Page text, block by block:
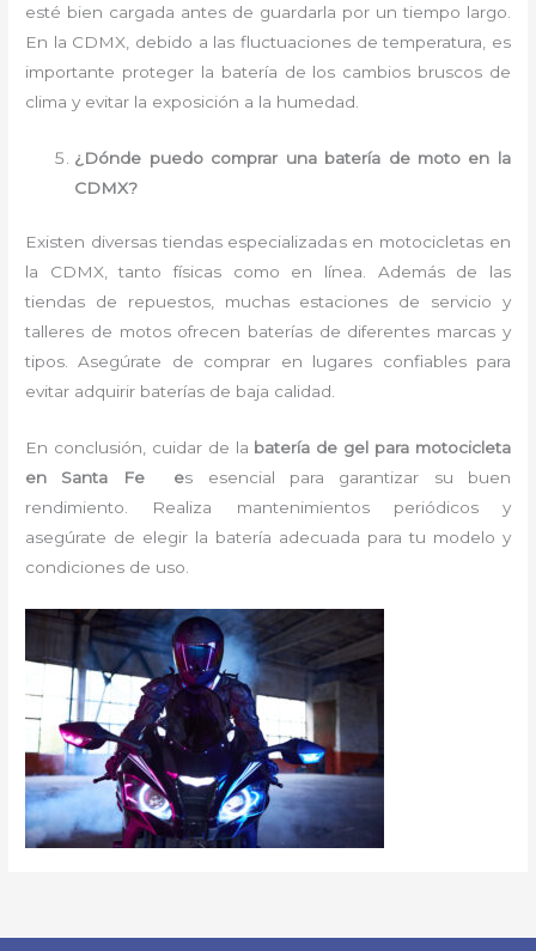
esté bien cargada antes de guardarla por un tiempo largo.
En la CDMX, debido a las fluctuaciones de temperatura, es
importante proteger la batería de los cambios bruscos de
clima y evitar la exposición a la humedad.
¿Dónde puedo comprar una batería de moto en la
CDMX?
Existen diversas tiendas especializadas en motocicletas en
la CDMX, tanto físicas como en línea. Además de las
tiendas de repuestos, muchas estaciones de servicio y
talleres de motos ofrecen baterías de diferentes marcas y
tipos. Asegúrate de comprar en lugares confiables para
evitar adquirir baterías de baja calidad.
En conclusión, cuidar de la batería de gel para motocicleta
en Santa Fe es esencial para garantizar su buen
rendimiento. Realiza mantenimientos periódicos y
asegúrate de elegir la batería adecuada para tu modelo y
condiciones de uso.